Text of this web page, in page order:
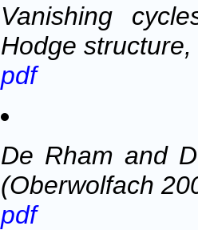
Vanishing
Hodge
pdf
De Rham and
(Oberwolfach
pdf